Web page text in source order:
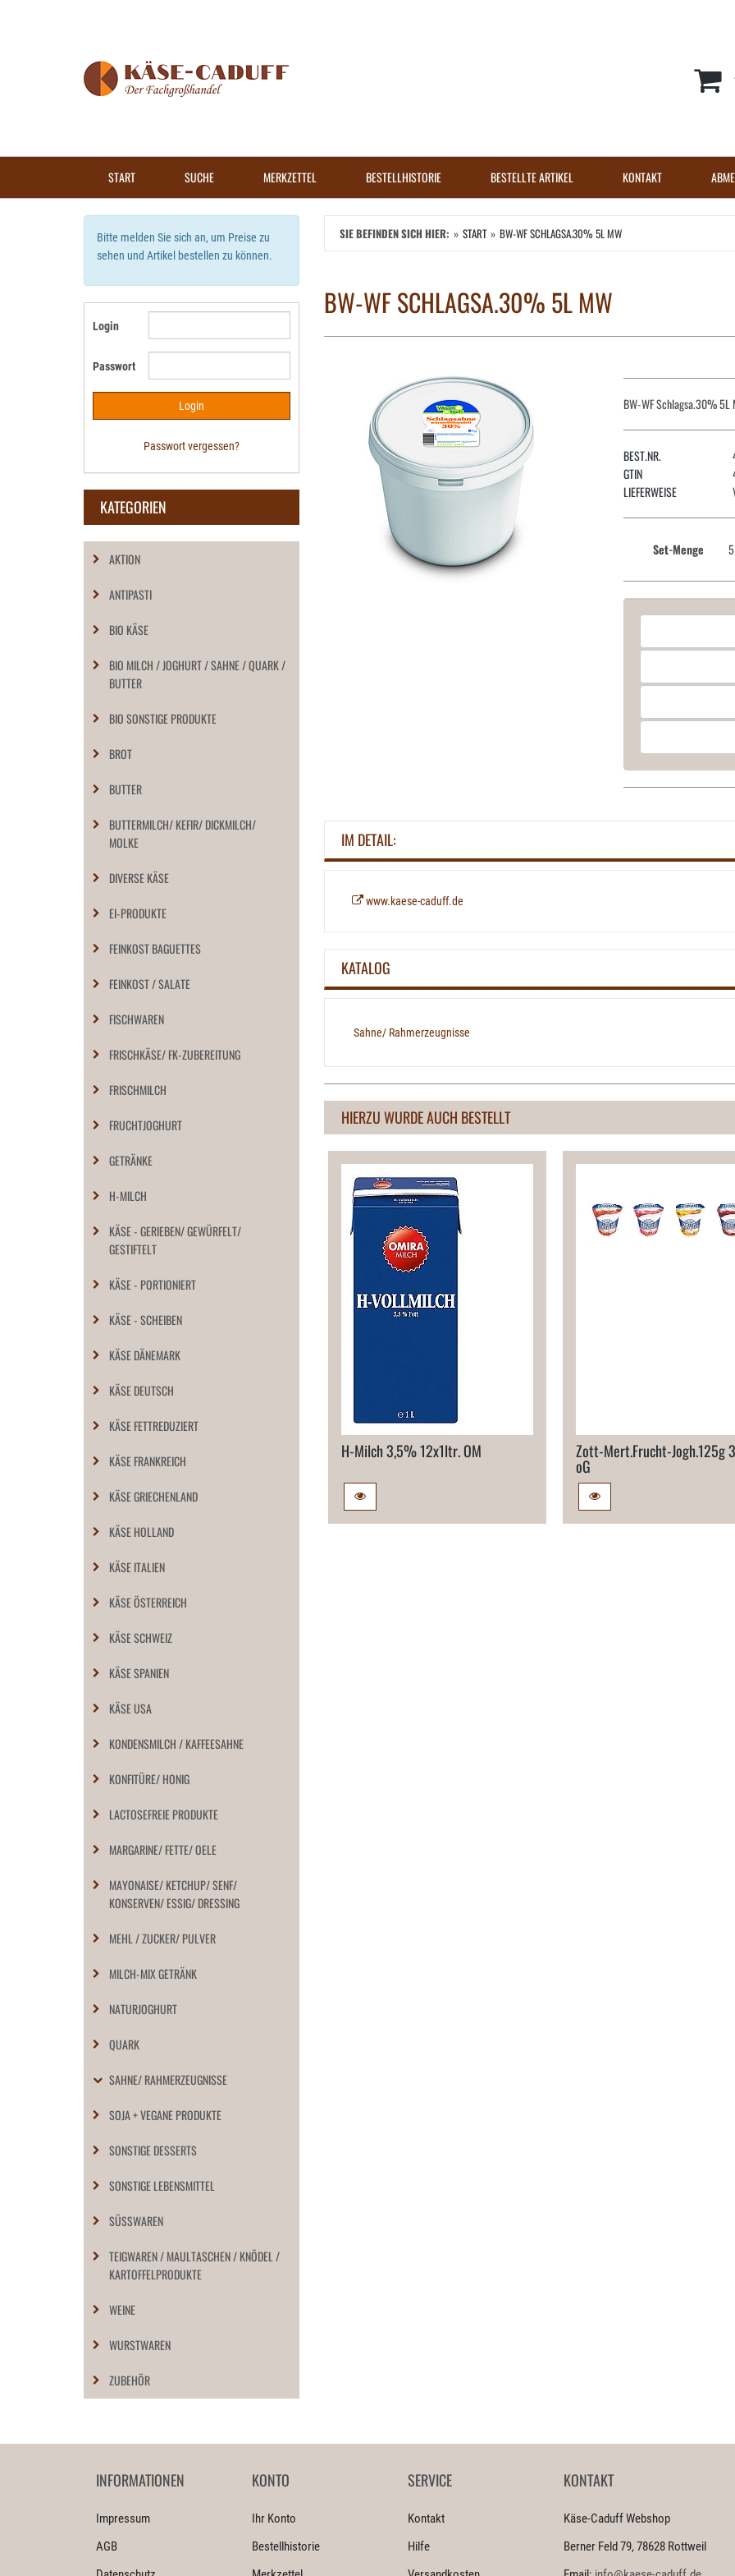
START SUCHE MERKZETTEL BESTELLHISTORIE BESTELLTE ARTIKEL KONTAKT
SIE BEFINDEN SICH HIER: START BW-WF SCHLAGSA.30% 5L MW
BW-WF SCHLAGSA.30% 5L MW
BW-WF Schlagsa.30% 5L
BEST.NR.
GTIN
LIEFERWEISE
Set-Menge
IM DETAIL:
www.kaese-caduff.de
KATALOG
Sahne/ Rahmerzeugnisse
HIERZU WURDE AUCH BESTELLT
H-​Milch 3,​5% 12x1ltr. OM Zott-​Mert.​Frucht-​Jogh.​125g
oG
Bitte melden Sie sich an, um Preise zu
sehen und Artikel bestellen zu können.
Login
Passwort
Passwort vergessen?
KATEGORIEN
AKTION
ANTIPASTI
BIO KÄSE
BIO MILCH / JOGHURT / SAHNE / QUARK /
BUTTER
BIO SONSTIGE PRODUKTE
BROT
BUTTER
BUTTERMILCH/ KEFIR/ DICKMILCH/
MOLKE
DIVERSE KÄSE
EI-PRODUKTE
FEINKOST BAGUETTES
FEINKOST / SALATE
FISCHWAREN
FRISCHKÄSE/ FK-ZUBEREITUNG
FRISCHMILCH
FRUCHTJOGHURT
GETRÄNKE
H-MILCH
KÄSE - GERIEBEN/ GEWÜRFELT/
GESTIFTELT
KÄSE - PORTIONIERT
KÄSE - SCHEIBEN
KÄSE DÄNEMARK
KÄSE DEUTSCH
KÄSE FETTREDUZIERT
KÄSE FRANKREICH
KÄSE GRIECHENLAND
KÄSE HOLLAND
KÄSE ITALIEN
KÄSE ÖSTERREICH
KÄSE SCHWEIZ
KÄSE SPANIEN
KÄSE USA
KONDENSMILCH / KAFFEESAHNE
KONFITÜRE/ HONIG
LACTOSEFREIE PRODUKTE
MARGARINE/ FETTE/ OELE
MAYONAISE/ KETCHUP/ SENF/
KONSERVEN/ ESSIG/ DRESSING
MEHL / ZUCKER/ PULVER
MILCH-MIX GETRÄNK
NATURJOGHURT
QUARK
SAHNE/ RAHMERZEUGNISSE
SOJA + VEGANE PRODUKTE
SONSTIGE DESSERTS
SONSTIGE LEBENSMITTEL
SÜSSWAREN
TEIGWAREN / MAULTASCHEN / KNÖDEL /
KARTOFFELPRODUKTE
WEINE
WURSTWAREN
ZUBEHÖR
INFORMATIONEN
Impressum
AGB
KONTO
Ihr Konto
Bestellhistorie
SERVICE
Kontakt
Hilfe
KONTAKT
Käse-Caduff Webshop
Berner Feld 79, 78628 Rottweil